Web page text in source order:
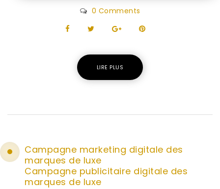
0 Comments
LIRE PLUS
Campagne marketing digitale des
marques de luxe
Campagne publicitaire digitale des
marques de luxe